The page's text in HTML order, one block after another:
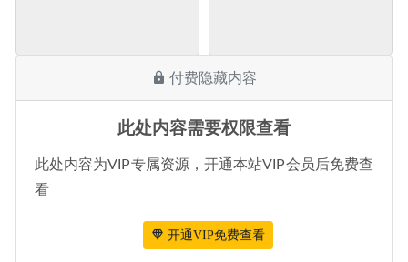
付费隐藏内容
此处内容需要权限查看
此处内容为VIP专属资源，开通本站VIP会员后免费查
看
开通VIP免费查看